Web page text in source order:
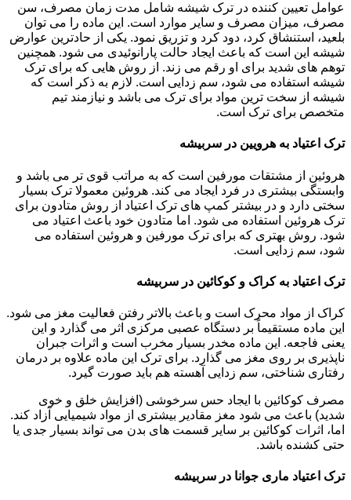
عوامل تعیین کننده در ترک شیشه شامل مدت زمان مصرف، سن
مصرف، میزان مصرف و سایر موارد است. این ماده را می توان
بلعید، استنشاق کرد، دود کرد و تزریق نمود. یکی از حادترین عوارض
شیشه این است که باعث ایجاد حالت پارانوئیدی می شود. همچنین
توهم های شدید برای او رقم می زند. از روش هایی که برای ترک
شیشه استفاده می شود، سم زدایی است. لازم به ذکر است که
شیشه از سخت ترین مواد برای ترک می باشد و نیازمند تیم
متخصص برای ترک است.
ترک اعتیاد به هرویین در سربیشه
هروئین از مشتقات مورفین است که به مراتب قوی تر می باشد و
وابستگی بیشتری در فرد ایجاد می کند. هروئین معمولا ترک بسیار
سختی دارد و در بیشتر کمپ های ترک اعتیاد از روش متادون برای
ترک هروئین استفاده می شود. اما متادون خود باعث اعتیاد می
شود. روش بهتری که برای ترک مورفین و هروئین استفاده می
شود، سم زدایی است.
ترک اعتیاد به کراک و کوکائین در سربیشه
کراک از مواد محرک است و باعث بالاتر رفتن فعالیت مغز می شود.
این ماده مستقیماً بر دستگاه عصبی مرکزی اثر می گذارد و این
یعنی فاجعه. این ماده مخدر بسیار مخرب است و اثرات جبران
ناپذیری بر روی مغز می گذارد. برای ترک این ماده علاوه بر درمان
رفتاری شناختی، سم زدایی آهسته هم باید صورت گیرد.
مصرف کوکائین با ایجاد حس سرخوشی (افزایش خلق و خوی
شدید) باعث می شود مغز مقادیر بیشتری از مواد شیمیایی آزاد کند.
اما، اثرات کوکائین بر سایر قسمت های بدن می تواند بسیار جدی یا
حتی کشنده باشد.
ترک اعتیاد ماری جوانا در سربیشه